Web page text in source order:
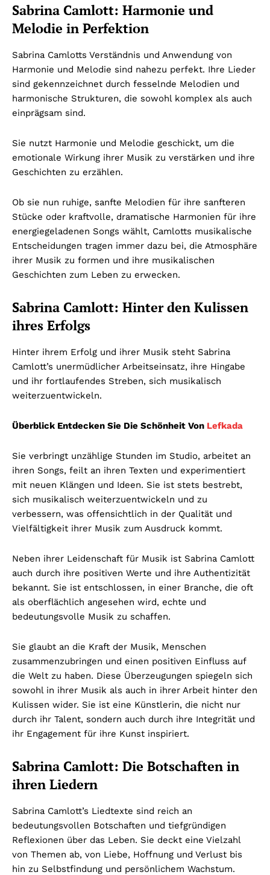
Sabrina Camlott: Harmonie und
Melodie in Perfektion
Sabrina Camlotts Verständnis und Anwendung von
Harmonie und Melodie sind nahezu perfekt. Ihre Lieder
sind gekennzeichnet durch fesselnde Melodien und
harmonische Strukturen, die sowohl komplex als auch
einprägsam sind.
Sie nutzt Harmonie und Melodie geschickt, um die
emotionale Wirkung ihrer Musik zu verstärken und ihre
Geschichten zu erzählen.
Ob sie nun ruhige, sanfte Melodien für ihre sanfteren
Stücke oder kraftvolle, dramatische Harmonien für ihre
energiegeladenen Songs wählt, Camlotts musikalische
Entscheidungen tragen immer dazu bei, die Atmosphäre
ihrer Musik zu formen und ihre musikalischen
Geschichten zum Leben zu erwecken.
Sabrina Camlott: Hinter den Kulissen
ihres Erfolgs
Hinter ihrem Erfolg und ihrer Musik steht Sabrina
Camlott’s unermüdlicher Arbeitseinsatz, ihre Hingabe
und ihr fortlaufendes Streben, sich musikalisch
weiterzuentwickeln.
Überblick Entdecken Sie Die Schönheit Von Lefkada
Sie verbringt unzählige Stunden im Studio, arbeitet an
ihren Songs, feilt an ihren Texten und experimentiert
mit neuen Klängen und Ideen. Sie ist stets bestrebt,
sich musikalisch weiterzuentwickeln und zu
verbessern, was offensichtlich in der Qualität und
Vielfältigkeit ihrer Musik zum Ausdruck kommt.
Neben ihrer Leidenschaft für Musik ist Sabrina Camlott
auch durch ihre positiven Werte und ihre Authentizität
bekannt. Sie ist entschlossen, in einer Branche, die oft
als oberflächlich angesehen wird, echte und
bedeutungsvolle Musik zu schaffen.
Sie glaubt an die Kraft der Musik, Menschen
zusammenzubringen und einen positiven Einfluss auf
die Welt zu haben. Diese Überzeugungen spiegeln sich
sowohl in ihrer Musik als auch in ihrer Arbeit hinter den
Kulissen wider. Sie ist eine Künstlerin, die nicht nur
durch ihr Talent, sondern auch durch ihre Integrität und
ihr Engagement für ihre Kunst inspiriert.
Sabrina Camlott: Die Botschaften in
ihren Liedern
Sabrina Camlott’s Liedtexte sind reich an
bedeutungsvollen Botschaften und tiefgründigen
Reflexionen über das Leben. Sie deckt eine Vielzahl
von Themen ab, von Liebe, Hoffnung und Verlust bis
hin zu Selbstfindung und persönlichem Wachstum.